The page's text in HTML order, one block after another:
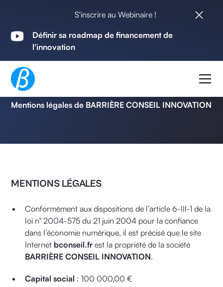
Définir sa roadmap de financement de
l'innovation
S'inscrire au Webinaire !
Mentions légales
Mentions légales de BARRIÈRE CONSEIL INNOVATION
MENTIONS LÉGALES
Conformément aux dispositions de l’article 6-III-1 de la
loi n° 2004-575 du 21 juin 2004 pour la confiance
dans l’économie numérique, il est précisé que le site
Internet bconseil.fr est la propriété de la société
BARRIÈRE CONSEIL INNOVATION.
Capital social : 100 000,00 €